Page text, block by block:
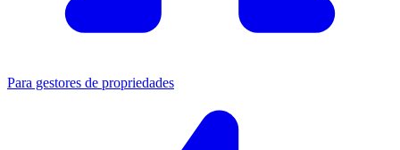
Para gestores de propriedades